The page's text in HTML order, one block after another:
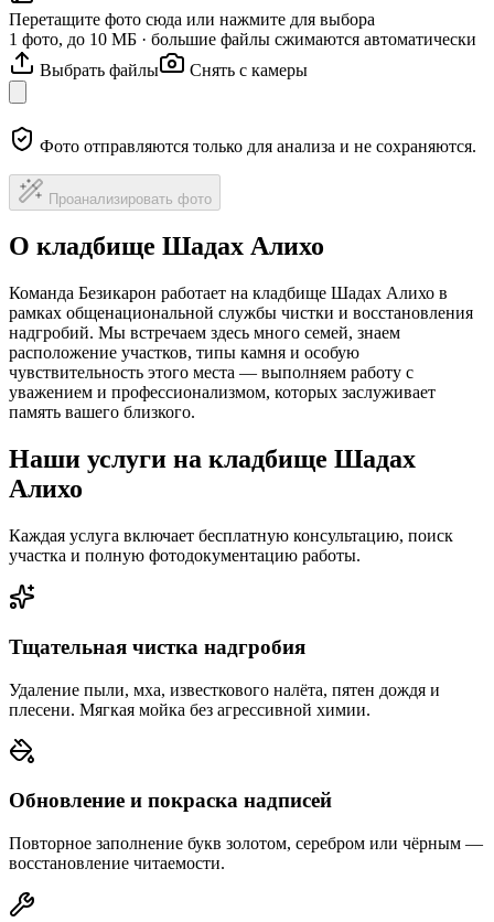
Перетащите фото сюда или нажмите для выбора
1 фото, до 10 МБ · большие файлы сжимаются автоматически
Выбрать файлы
Снять с камеры
Фото отправляются только для анализа и не сохраняются.
Проанализировать фото
О кладбище Шадах Алихо
Команда Безикарон работает на кладбище Шадах Алихо в
рамках общенациональной службы чистки и восстановления
надгробий. Мы встречаем здесь много семей, знаем
расположение участков, типы камня и особую
чувствительность этого места — выполняем работу с
уважением и профессионализмом, которых заслуживает
память вашего близкого.
Наши услуги на кладбище Шадах
Алихо
Каждая услуга включает бесплатную консультацию, поиск
участка и полную фотодокументацию работы.
Тщательная чистка надгробия
Удаление пыли, мха, известкового налёта, пятен дождя и
плесени. Мягкая мойка без агрессивной химии.
Обновление и покраска надписей
Повторное заполнение букв золотом, серебром или чёрным —
восстановление читаемости.